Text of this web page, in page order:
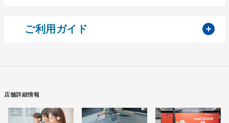
ご利用ガイド
店舗詳細情報